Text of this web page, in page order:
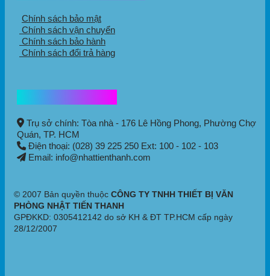
Chính sách bảo mật
Chính sách vận chuyển
Chính sách bảo hành
Chính sách đổi trả hàng
Trụ sở chính: Tòa nhà - 176 Lê Hồng Phong, Phường Chợ
Quán, TP. HCM
Điện thoại: (028) 39 225 250 Ext: 100 - 102 - 103
Email: info@nhattienthanh.com
© 2007 Bản quyền thuộc CÔNG TY TNHH THIẾT BỊ VĂN
PHÒNG NHẬT TIẾN THANH
GPĐKKD: 0305412142 do sở KH & ĐT TP.HCM cấp ngày
28/12/2007